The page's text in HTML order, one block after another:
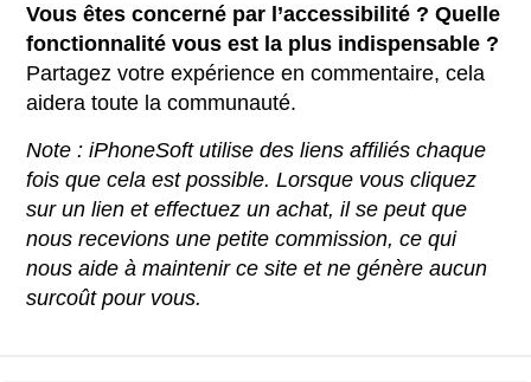
Vous êtes concerné par l’accessibilité ? Quelle
fonctionnalité vous est la plus indispensable ?
Partagez votre expérience en commentaire, cela
aidera toute la communauté.
Note : iPhoneSoft utilise des liens affiliés chaque
fois que cela est possible. Lorsque vous cliquez
sur un lien et effectuez un achat, il se peut que
nous recevions une petite commission, ce qui
nous aide à maintenir ce site et ne génère aucun
surcoût pour vous.